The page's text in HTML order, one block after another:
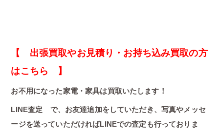
【 出張買取やお見積り・お持ち込み買取の方
はこちら 】
お不用になった家電・家具は買取いたします！
LINE査定 で、お友達追加をしていただき、写真やメッセ
ージを送っていただければLINEでの査定も行っておりま